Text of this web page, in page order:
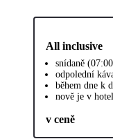
All inclusive
snídaně
odpolední
během dne k
nově je v
v ceně